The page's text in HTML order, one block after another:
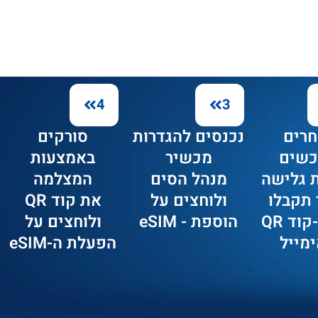
גלישה
תקבלו
את ה-קוד QR
3
נכנסים להגדרות
מכשיר
מנהל הסים
ולוחצים על
הוספת - eSIM
4
סורקים
באמצעות
המצלמה
את קוד QR
ולוחצים על
הפעלת ה-eSIM